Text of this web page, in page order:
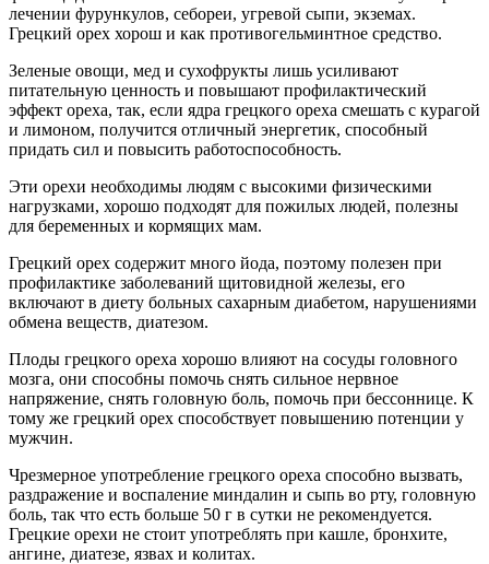
лечении фурункулов, себореи, угревой сыпи, экземах.
Грецкий орех хорош и как противогельминтное средство.
Зеленые овощи, мед и сухофрукты лишь усиливают
питательную ценность и повышают профилактический
эффект ореха, так, если ядра грецкого ореха смешать с курагой
и лимоном, получится отличный энергетик, способный
придать сил и повысить работоспособность.
Эти орехи необходимы людям с высокими физическими
нагрузками, хорошо подходят для пожилых людей, полезны
для беременных и кормящих мам.
Грецкий орех содержит много йода, поэтому полезен при
профилактике заболеваний щитовидной железы, его
включают в диету больных сахарным диабетом, нарушениями
обмена веществ, диатезом.
Плоды грецкого ореха хорошо влияют на сосуды головного
мозга, они способны помочь снять сильное нервное
напряжение, снять головную боль, помочь при бессоннице. К
тому же грецкий орех способствует повышению потенции у
мужчин.
Чрезмерное употребление грецкого ореха способно вызвать,
раздражение и воспаление миндалин и сыпь во рту, головную
боль, так что есть больше 50 г в сутки не рекомендуется.
Грецкие орехи не стоит употреблять при кашле, бронхите,
ангине, диатезе, язвах и колитах.